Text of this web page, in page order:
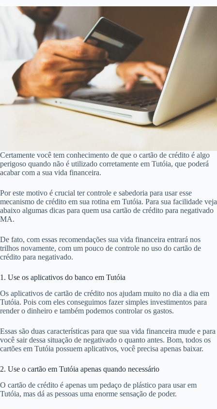
Certamente você tem conhecimento de que o cartão de crédito é algo
perigoso quando não é utilizado corretamente em Tutóia, que poderá
acabar com a sua vida financeira.
Por este motivo é crucial ter controle e sabedoria para usar esse
mecanismo de crédito em sua rotina em Tutóia. Para sua facilidade veja
abaixo algumas dicas para quem usa cartão de crédito para negativado
MA.
De fato, com essas recomendações sua vida financeira entrará nos
trilhos novamente, com um pouco de controle no uso do cartão de
crédito para negativado.
1. Use os aplicativos do banco em Tutóia
Os aplicativos de cartão de crédito nos ajudam muito no dia a dia em
Tutóia. Pois com eles conseguimos fazer simples investimentos para
render o dinheiro e também podemos controlar os gastos.
Essas são duas características para que sua vida financeira mude e para
você sair dessa situação de negativado o quanto antes. Bom, todos os
cartões em Tutóia possuem aplicativos, você precisa apenas baixar.
2. Use o cartão em Tutóia apenas quando necessário
O cartão de crédito é apenas um pedaço de plástico para usar em
Tutóia, mas dá as pessoas uma enorme sensação de poder.